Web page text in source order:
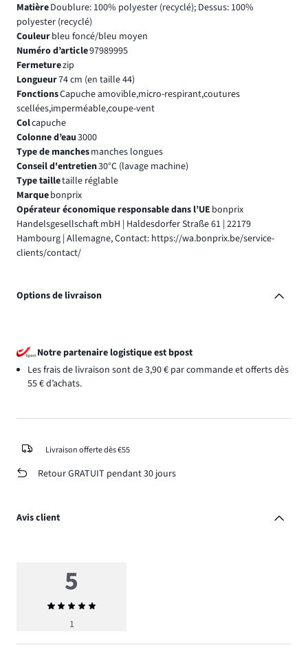
MatièreDoublure: 100% polyester (recyclé); Dessus: 100%
polyester (recyclé)
Couleurbleu foncé/bleu moyen
Numéro d’article97989995
Fermeturezip
Longueur74 cm (en taille 44)
FonctionsCapuche amovible,micro-respirant,coutures
scellées,imperméable,coupe-vent
Colcapuche
Colonne d’eau3000
Type de manchesmanches longues
Conseil d'entretien30°C (lavage machine)
Type tailletaille réglable
Marquebonprix
Opérateur économique responsable dans l’UE bonprix
Handelsgesellschaft mbH | Haldesdorfer Straße 61 | 22179
Hambourg | Allemagne, Contact: https://wa.bonprix.be/service-
clients/contact/
Options de livraison
Notre partenaire logistique est bpost
Les frais de livraison sont de 3,90 € par commande et offerts dès
55 € d’achats.
Livraison offerte dès €55
Retour GRATUIT pendant 30 jours
Avis client
5
Note
moyenne
1